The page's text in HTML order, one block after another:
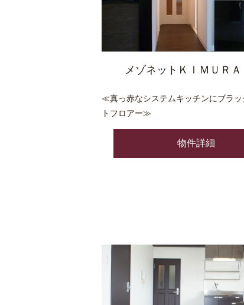
メゾネットＫＩＭＵＲ
≪真っ赤なシステムキッチンにブラッ
トフロアー≫
物件詳細